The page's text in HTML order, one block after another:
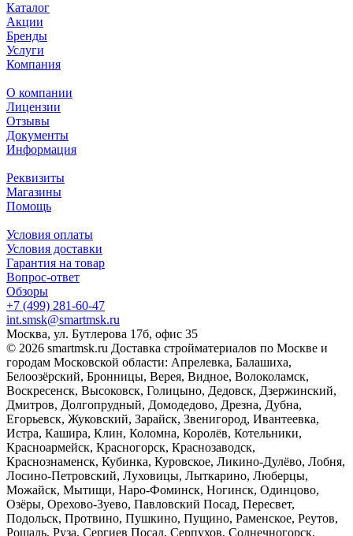
Каталог
Акции
Бренды
Услуги
Компания
О компании
Лицензии
Отзывы
Документы
Информация
Реквизиты
Магазины
Помощь
Условия оплаты
Условия доставки
Гарантия на товар
Вопрос-ответ
Обзоры
+7 (499) 281-60-47
int.smsk@smartmsk.ru
Москва, ул. Бутлерова 17б, офис 35
© 2026 smartmsk.ru Доставка стройматериалов по Москве и
городам Московской области: Апрелевка, Балашиха,
Белоозёрский, Бронницы, Верея, Видное, Волоколамск,
Воскресенск, Высоковск, Голицыно, Дедовск, Дзержинский,
Дмитров, Долгопрудный, Домодедово, Дрезна, Дубна,
Егорьевск, Жуковский, Зарайск, Звенигород, Ивантеевка,
Истра, Кашира, Клин, Коломна, Королёв, Котельники,
Красноармейск, Красногорск, Краснозаводск,
Краснознаменск, Кубинка, Куровское, Ликино-Дулёво, Лобня,
Лосино-Петровский, Луховицы, Лыткарино, Люберцы,
Можайск, Мытищи, Наро-Фоминск, Ногинск, Одинцово,
Озёры, Орехово-Зуево, Павловский Посад, Пересвет,
Подольск, Протвино, Пушкино, Пущино, Раменское, Реутов,
Рошаль, Руза, Сергиев Посад, Серпухов, Солнечногорск,